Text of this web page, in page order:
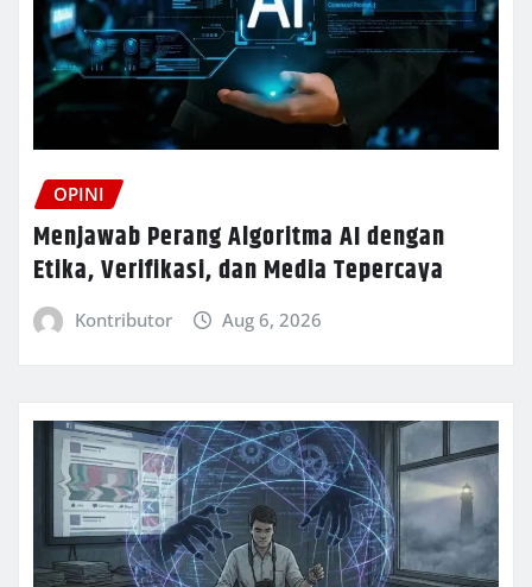
OPINI
Menjawab Perang Algoritma AI dengan
Etika, Verifikasi, dan Media Tepercaya
Kontributor Aug 6, 2026